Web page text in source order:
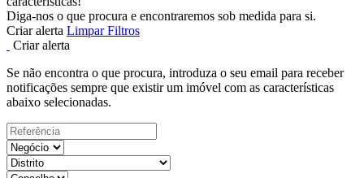
Diga-nos o que procura e encontraremos sob medida para si.
Criar alerta Limpar Filtros
Criar alerta
Se não encontra o que procura, introduza o seu email para receber
notificações sempre que existir um imóvel com as características
abaixo selecionadas.